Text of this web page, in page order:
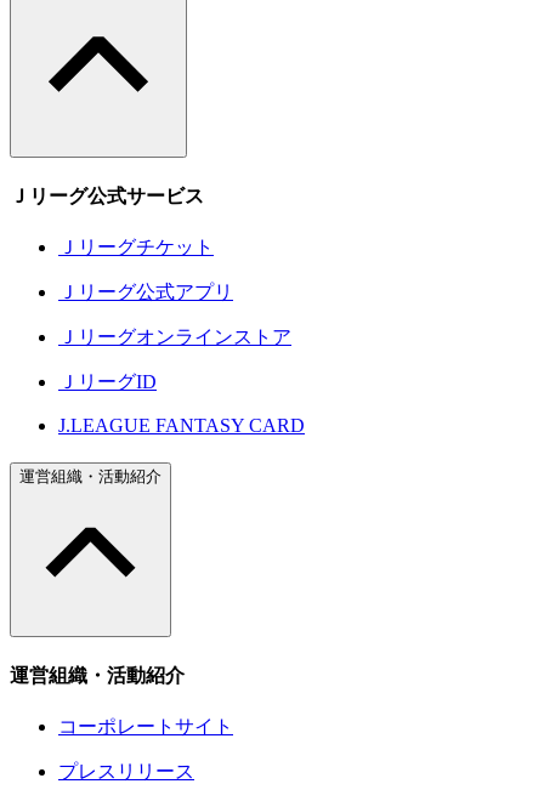
Ｊリーグ公式サービス
Ｊリーグチケット
Ｊリーグ公式アプリ
Ｊリーグオンラインストア
ＪリーグID
J.LEAGUE FANTASY CARD
運営組織・活動紹介
運営組織・活動紹介
コーポレートサイト
プレスリリース